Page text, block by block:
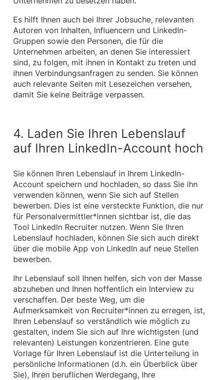
Es hilft Ihnen auch bei Ihrer Jobsuche, relevanten
Autoren von Inhalten, Influencern und LinkedIn-
Gruppen sowie den Personen, die für die
Unternehmen arbeiten, an denen Sie interessiert
sind, zu folgen, mit ihnen in Kontakt zu treten und
ihnen Verbindungsanfragen zu senden. Sie können
auch relevante Seiten mit Lesezeichen versehen,
damit Sie keine Beiträge verpassen.
4. Laden Sie Ihren Lebenslauf
auf Ihren LinkedIn-Account hoch
Sie können Ihren Lebenslauf in Ihrem LinkedIn-
Account speichern und hochladen, so dass Sie ihn
verwenden können, wenn Sie sich auf Stellen
bewerben. Dies ist eine versteckte Funktion, die nur
für Personalvermittler*innen sichtbar ist, die das
Tool LinkedIn Recruiter nutzen. Wenn Sie Ihren
Lebenslauf hochladen, können Sie sich auch direkt
über die mobile App von LinkedIn auf neue Stellen
bewerben.
Ihr Lebenslauf soll Ihnen helfen, sich von der Masse
abzuheben und Ihnen hoffentlich ein Interview zu
verschaffen. Der beste Weg, um die
Aufmerksamkeit von Recruiter*innen zu erregen, ist,
Ihren Lebenslauf so verständlich wie möglich zu
gestalten, indem Sie sich auf Ihre wichtigsten (und
relevanten) Leistungen konzentrieren. Eine gute
Vorlage für Ihren Lebenslauf ist die Unterteilung in
persönliche Informationen (d.h. ein Überblick über
Sie), Ihren beruflichen Werdegang, Ihre